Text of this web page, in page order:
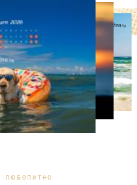
НУМЕРОЛОГИЯ
Нумерологична прогноза
за 7 август, петък
ЛЮБОПИТНО